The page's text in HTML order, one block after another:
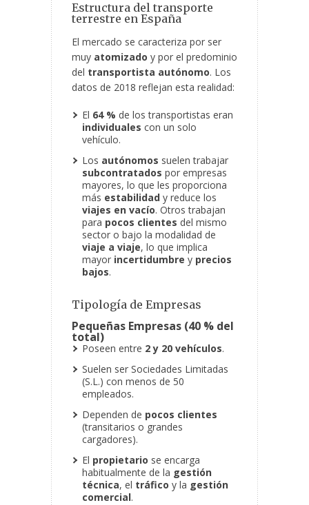
Estructura del transporte
terrestre en España
El mercado se caracteriza por ser
muy atomizado y por el predominio
del transportista autónomo. Los
datos de 2018 reflejan esta realidad:
El 64 % de los transportistas eran
individuales con un solo
vehículo.
Los autónomos suelen trabajar
subcontratados por empresas
mayores, lo que les proporciona
más estabilidad y reduce los
viajes en vacío. Otros trabajan
para pocos clientes del mismo
sector o bajo la modalidad de
viaje a viaje, lo que implica
mayor incertidumbre y precios
bajos.
Tipología de Empresas
Pequeñas Empresas (40 % del
total)
Poseen entre 2 y 20 vehículos.
Suelen ser Sociedades Limitadas
(S.L.) con menos de 50
empleados.
Dependen de pocos clientes
(transitarios o grandes
cargadores).
El propietario se encarga
habitualmente de la gestión
técnica, el tráfico y la gestión
comercial.